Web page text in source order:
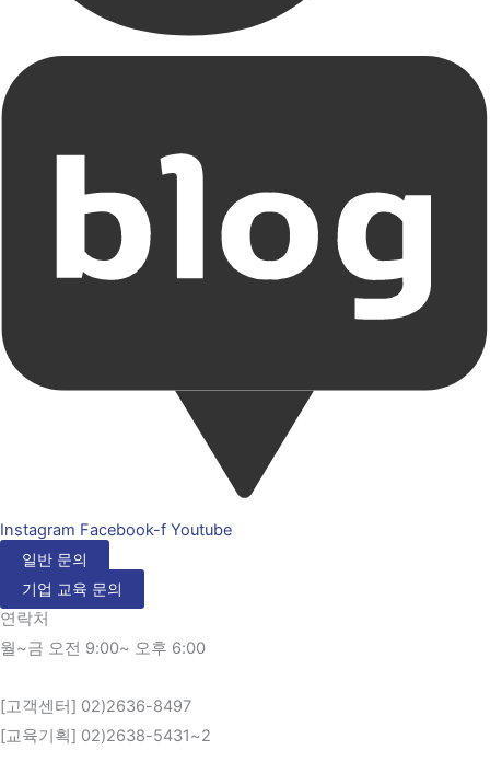
Instagram Facebook-f Youtube
일반 문의
기업 교육 문의
연락처
월~금 오전 9:00~ 오후 6:00
[고객센터] 02)2636-8497
[교육기획] 02)2638-5431~2